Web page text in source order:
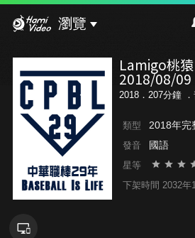
瀏覽
Lamigo桃
2018/08/09
2018．207分鐘 ．
類型 2018年完
發音 國語
星等
下架時間 2032年